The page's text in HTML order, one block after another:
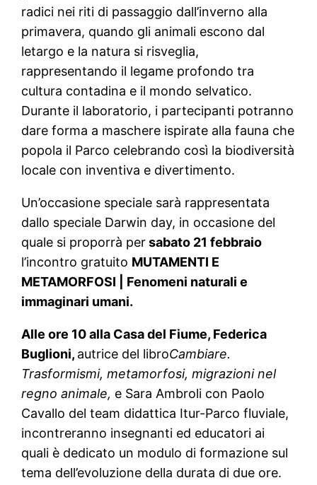
radici nei riti di passaggio dall’inverno alla
primavera, quando gli animali escono dal
letargo e la natura si risveglia,
rappresentando il legame profondo tra
cultura contadina e il mondo selvatico.
Durante il laboratorio, i partecipanti potranno
dare forma a maschere ispirate alla fauna che
popola il Parco celebrando così la biodiversità
locale con inventiva e divertimento.
Un’occasione speciale sarà rappresentata
dallo speciale Darwin day, in occasione del
quale si proporrà persabato 21 febbraio
l’incontro gratuito MUTAMENTI E
METAMORFOSI | Fenomeni naturali e
immaginari umani.
Alle ore 10 alla Casa del Fiume, Federica
Buglioni, autrice del libroCambiare.
Trasformismi, metamorfosi, migrazioni nel
regno animale, e Sara Ambroli con Paolo
Cavallo del team didattica Itur-Parco fluviale,
incontreranno insegnanti ed educatori ai
quali è dedicato un modulo di formazione sul
tema dell’evoluzione della durata di due ore.